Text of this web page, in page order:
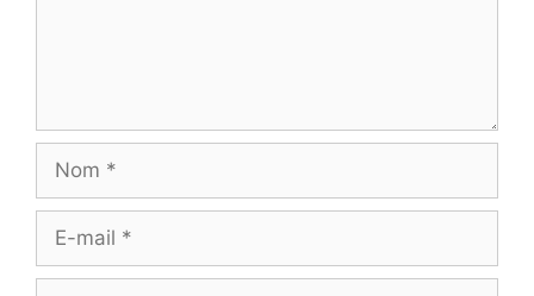
mail